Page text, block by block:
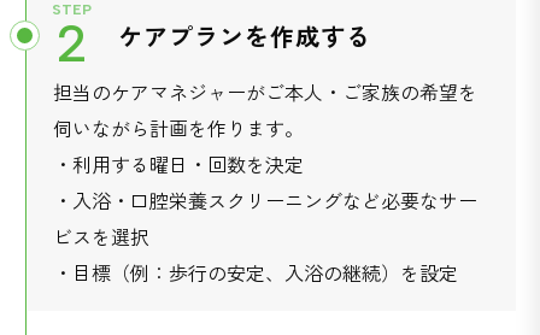
STEP
2 ケアプランを作成する
担当のケアマネジャーがご本人・ご家族の希望を
伺いながら計画を作ります。
・利用する曜日・回数を決定
・入浴・口腔栄養スクリーニングなど必要なサー
ビスを選択
・目標（例：歩行の安定、入浴の継続）を設定